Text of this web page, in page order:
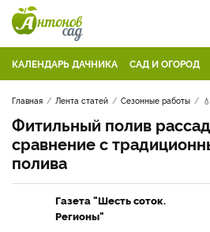
КАЛЕНДАРЬ ДАЧНИКА САД И ОГОРОД
Главная Лента статей Сезонные работы
Фитильный полив
сравнение с
полива
Газета "Шесть соток.
Регионы"